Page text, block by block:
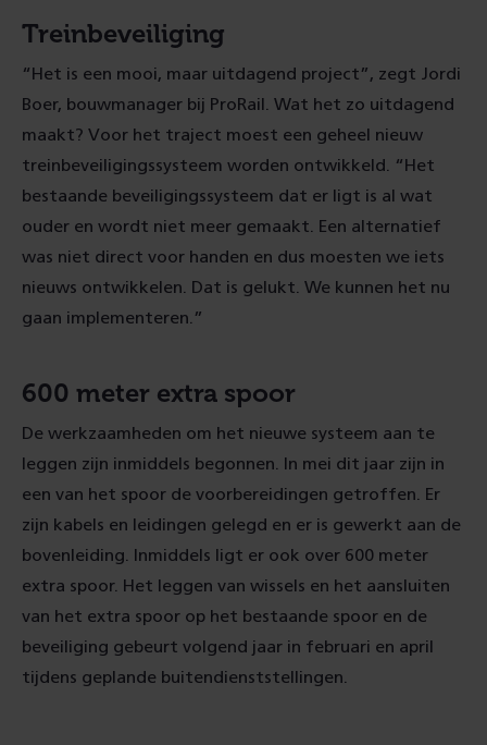
Treinbeveiliging
“Het is een mooi, maar uitdagend project”, zegt Jordi
Boer, bouwmanager bij ProRail. Wat het zo uitdagend
maakt? Voor het traject moest een geheel nieuw
treinbeveiligingssysteem worden ontwikkeld. “Het
bestaande beveiligingssysteem dat er ligt is al wat
ouder en wordt niet meer gemaakt. Een alternatief
was niet direct voor handen en dus moesten we iets
nieuws ontwikkelen. Dat is gelukt. We kunnen het nu
gaan implementeren.”
600 meter extra spoor
De werkzaamheden om het nieuwe systeem aan te
leggen zijn inmiddels begonnen. In mei dit jaar zijn in
een van het spoor de voorbereidingen getroffen. Er
zijn kabels en leidingen gelegd en er is gewerkt aan de
bovenleiding. Inmiddels ligt er ook over 600 meter
extra spoor. Het leggen van wissels en het aansluiten
van het extra spoor op het bestaande spoor en de
beveiliging gebeurt volgend jaar in februari en april
tijdens geplande buitendienststellingen.